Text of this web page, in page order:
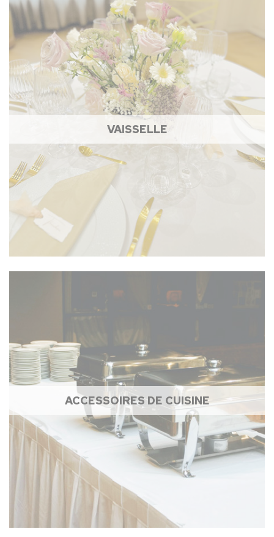
VAISSELLE
ACCESSOIRES DE CUISINE